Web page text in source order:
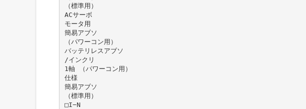
（標準用）
ACサーボ
モータ用
簡易アブソ
（パワーコン用）
バッテリレスアブソ
/インクリ
1軸 （パワーコン用）
仕様
簡易アブソ
（標準用）
□I−N